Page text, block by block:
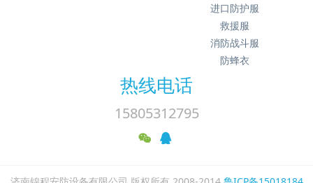
进口防护服
救援服
消防战斗服
防蜂衣
热线电话
15805312795